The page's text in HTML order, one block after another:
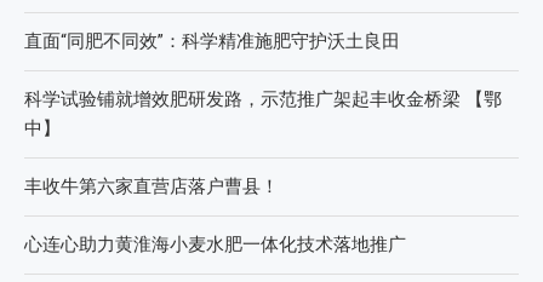
直面“同肥不同效”：科学精准施肥守护沃土良田
科学试验铺就增效肥研发路，示范推广架起丰收金桥梁 【鄂
中】
丰收牛第六家直营店落户曹县！
心连心助力黄淮海小麦水肥一体化技术落地推广